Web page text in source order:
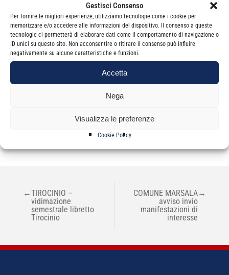
Gestisci Consenso
Per fornire le migliori esperienze, utilizziamo tecnologie come i cookie per
memorizzare e/o accedere alle informazioni del dispositivo. Il consenso a queste
tecnologie ci permetterà di elaborare dati come il comportamento di navigazione o
ID unici su questo sito. Non acconsentire o ritirare il consenso può influire
negativamente su alcune caratteristiche e funzioni.
Accetta
Nega
Visualizza le preferenze
Cookie Policy
La Segreteria
NAVIGAZIONE
ARTICOLI
←TIROCINIO –
vidimazione
semestrale libretto
Tirocinio
COMUNE MARSALA
avviso invio
manifestazioni di
interesse
→